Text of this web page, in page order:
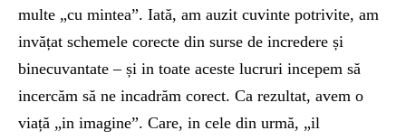
multe „cu mintea”. Iată, am auzit cuvinte potrivite, am
invățat schemele corecte din surse de incredere și
binecuvantate – și in toate aceste lucruri incepem să
incercăm să ne incadrăm corect. Ca rezultat, avem o
viață „in imagine”. Care, in cele din urmă, „il